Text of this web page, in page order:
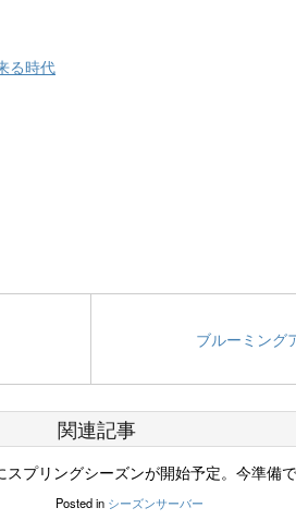
る時代
ブルーミング
関連記事
スプリングシーズンが開始予定。今準備
Posted in シーズンサーバー